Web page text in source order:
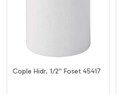
Cople Hidr. 1/2'' Foset 45417